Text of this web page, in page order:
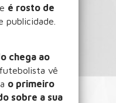
é rosto de
publicidade.
chega ao
futebolista vê
o primeiro
sobre a sua